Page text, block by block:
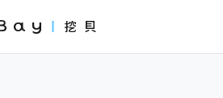
得信賴的群眾集資 / 群眾募資平台